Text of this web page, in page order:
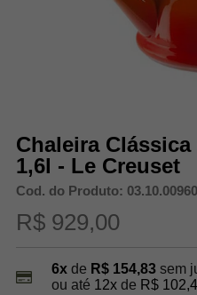
Chaleira
1,6l - Le Creuset
Cod. do Produto:
R$ 929,00
6xde R$ 154,83 sem
ou até 12xde R$